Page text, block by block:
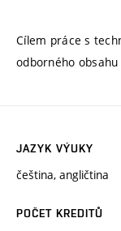
Cílem práce s
odborného
JAZYK VÝUKY
čeština, angličtina
POČET KREDITŮ